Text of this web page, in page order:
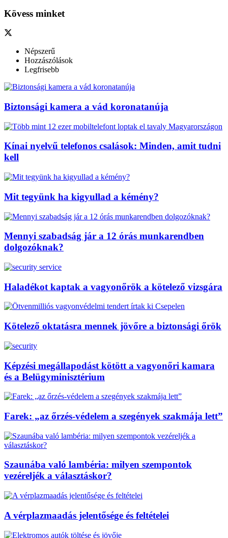
Kövess minket
Népszerű
Hozzászólások
Legfrisebb
Biztonsági kamera a vád koronatanúja
Kínai nyelvű telefonos csalások: Minden, amit tudni
kell
Mit tegyünk ha kigyullad a kémény?
Mennyi szabadság jár a 12 órás munkarendben
dolgozóknak?
Haladékot kaptak a vagyonőrök a kötelező vizsgára
Kötelező oktatásra mennek jövőre a biztonsági őrök
Képzési megállapodást kötött a vagyonőri kamara
és a Belügyminisztérium
Farek: „az őrzés-védelem a szegények szakmája lett”
Szaunába való lambéria: milyen szempontok
vezéreljék a választáskor?
A vérplazmaadás jelentősége és feltételei